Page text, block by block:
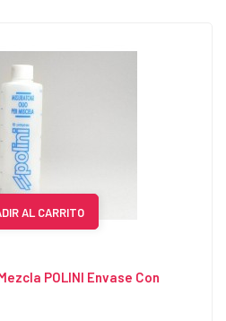
AL CARRITO
POLINI Envase Con